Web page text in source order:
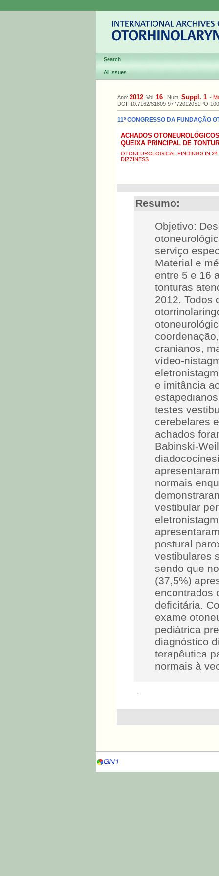
Search
All Issues
Ano: 2012 Vol. 16 Num. Suppl. 1 -
DOI: 10.7162/S1809-977720120S1PO-100
11º CONGRESSO DA FUNDAÇÃO
ACHADOS
QUEIXA PRINCIPAL DE
OTONEUROLOGICAL FINDINGS IN
DIZZINESS
Resumo:
Objetivo:
serviço
Material e
entre 5 e 16
tonturas
2012. Todos
cranianos,
vídeo-
e imitância
testes
cerebelares
achados
Babinski-
normais
vestibular
postural
vestibulares
sendo que
(37,5%)
encontrados
deficitária.
exame
pediátrica
diagnóstico
terapêutica
normais à